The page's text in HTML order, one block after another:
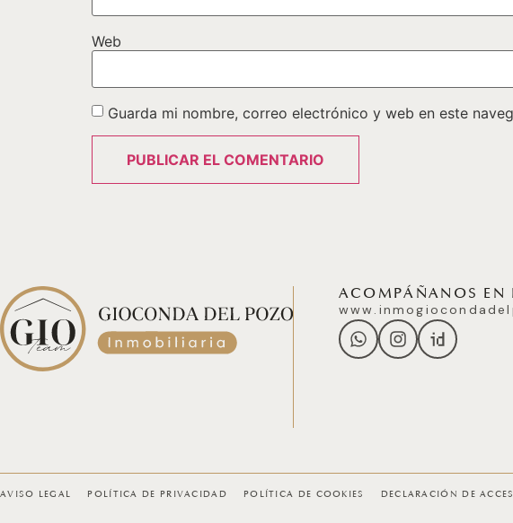
Web
Guarda mi nombre, correo electrónico y web en este
ACOMPÁÑANOS
AVISO LEGAL POLÍTICA DE PRIVACIDAD POLÍTICA DE COOKIES DECLARACIÓN DE